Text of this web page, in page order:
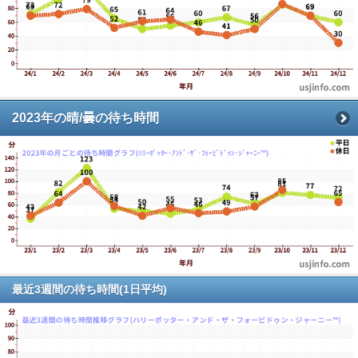
2023年の晴/曇の待ち時間
最近3週間の待ち時間(1日平均)